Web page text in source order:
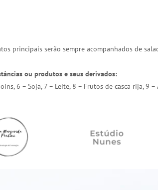
principais serão sempre acompanhados de
ou produtos e seus derivados:
6 – Soja, 7 – Leite, 8 – Frutos de casca rija,